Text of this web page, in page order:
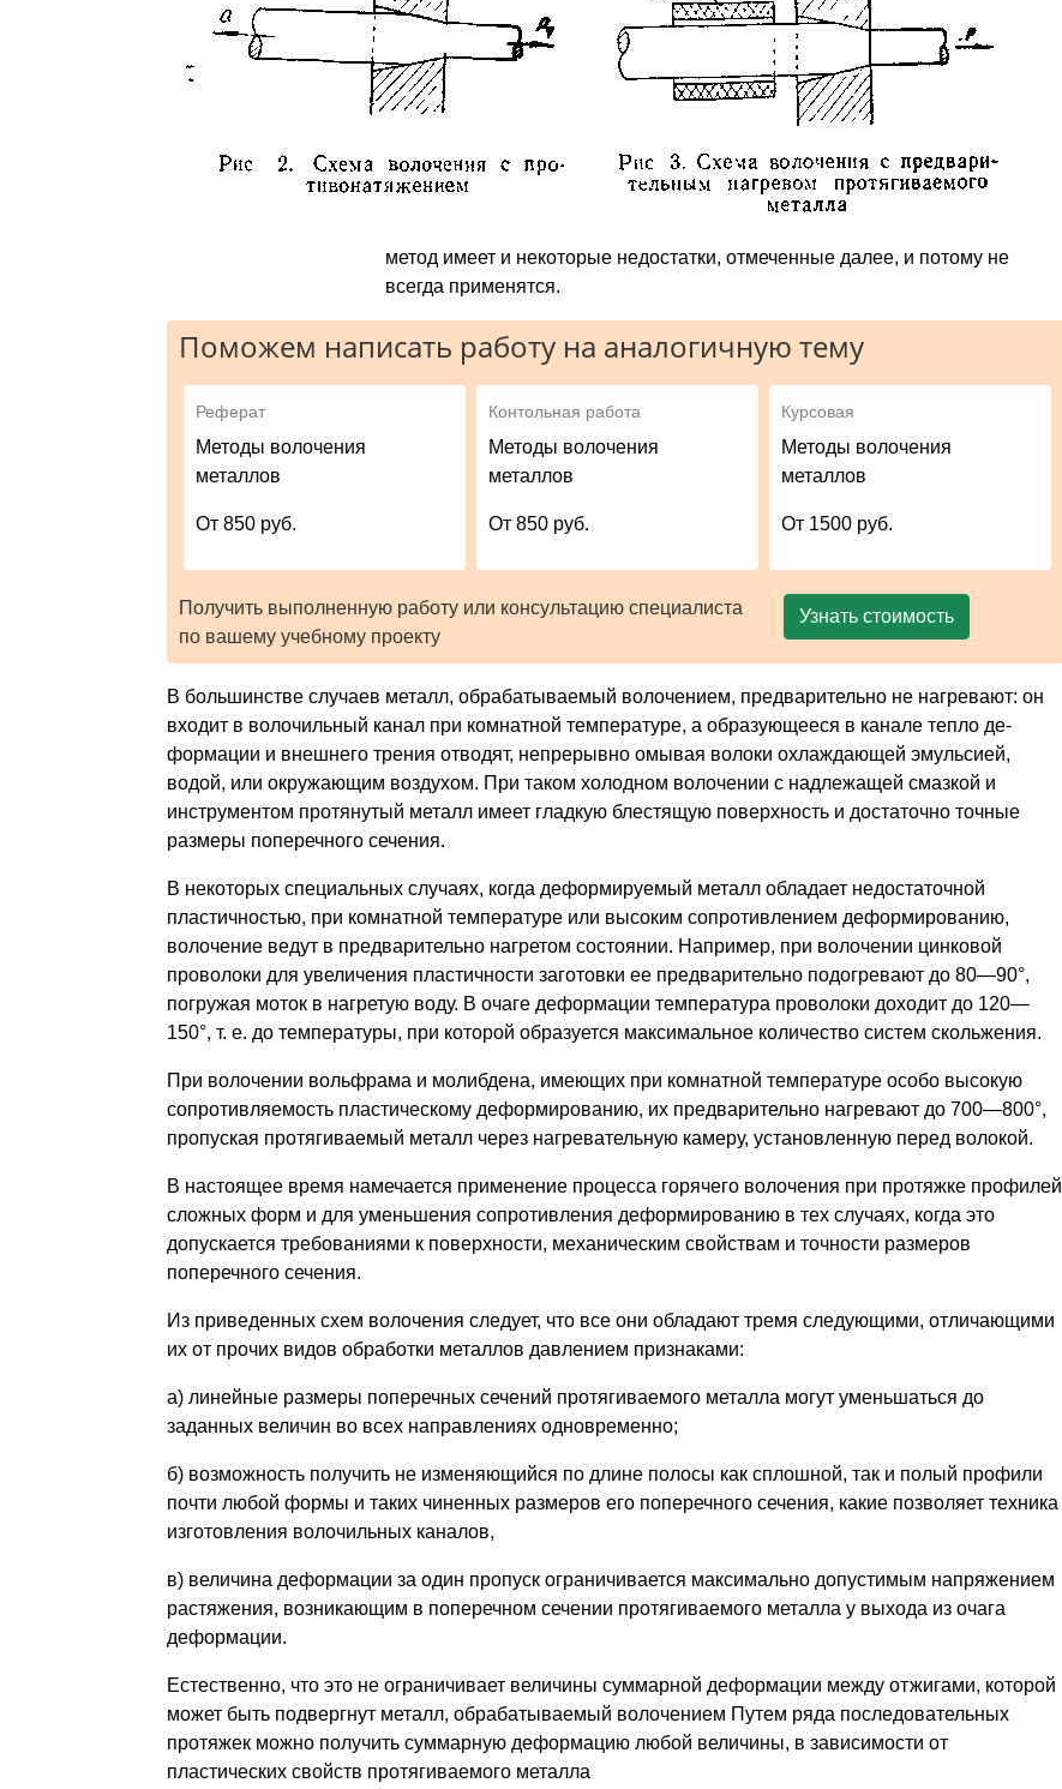
метод имеет и некоторые недостатки, отмеченные далее, и потому не
всегда применятся.
Поможем написать работу на аналогичную тему
Реферат
Методы волочения
металлов
От 850 руб.
Контольная работа
Методы волочения
металлов
От 850 руб.
Курсовая
Методы волочения
металлов
От 1500 руб.
Получить выполненную работу или консультацию специалиста
по вашему учебному проекту
Узнать стоимость
В большинстве случаев металл, обрабатываемый волочением, предварительно не нагревают: он
входит в волочильный канал при комнатной температуре, а образующееся в канале тепло де­
формации и внешнего трения отводят, непрерывно омывая волоки охлаждающей эмульсией,
водой, или окружающим воздухом. При таком холодном волочении с надлежащей смазкой и
инструмен­том протянутый металл имеет гладкую блестящую поверхность и достаточно точные
размеры поперечного сечения.
В некоторых специальных случаях, когда деформируемый ме­талл обладает недостаточной
пластичностью, при комнатной температуре или высоким сопротивлением деформированию,
волоче­ние ведут в предварительно нагретом состоянии. Например, при волочении цинковой
проволоки для увеличения пластичности заготовки ее предварительно подогревают до 80—90°,
погру­жая моток в нагретую воду. В очаге деформации температура проволоки доходит до 120—
150°, т. е. до температуры, при которой образуется максимальное количество систем скольже­ния.
При волочении вольфрама и молибдена, имеющих при комнат­ной температуре особо высокую
сопротивляемость пластическому деформированию, их предварительно нагревают до 700—800°,
пропуская протягиваемый металл через нагревательную камеру, установленную перед волокой.
В настоящее время намечается применение процесса горячего волочения при протяжке профилей
сложных форм и для умень­шения сопротивления деформированию в тех случаях, когда это
допускается требованиями к поверхности, механическим свойст­вам и точности размеров
поперечного сечения.
Из приведенных схем волочения следует, что все они обладают тремя следующими, отличающими
их от прочих видов обработки металлов давлением признаками:
а) линейные размеры поперечных сечений протягиваемого ме­талла могут уменьшаться до
заданных величин во всех направ­лениях одновременно;
б) возможность получить не изменяющийся по длине полосы как сплошной, так и полый профили
почти любой формы и таких чиненных размеров его поперечного сечения, какие позволяет тех­ника
изготовления волочильных каналов,
в) величина деформации за один пропуск ограничивается мак­симально допустимым напряжением
растяжения, возникающим в поперечном сечении протягиваемого металла у выхода из очага
деформации.
Естественно, что это не ограничивает величины суммарной деформации между отжигами, которой
может быть подвергнут металл, обрабатываемый волочением Путем ряда последователь­ных
протяжек можно получить суммарную деформацию любой величины, в зависимости от
пластических свойств протягиваемого металла